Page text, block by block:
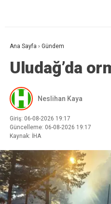
Ana Sayfa › Gündem
Uludağ’da
Neslihan Kaya
Giriş: 06-08-2026 19:17
Güncelleme: 06-08-2026 19:17
Kaynak: İHA